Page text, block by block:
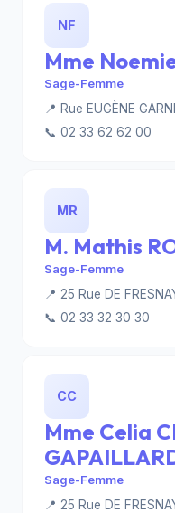
NF
Mme
Sage-Femme
📍 Rue EUGÈNE
📞 02 33 62 62 00
MR
M. Mathis
Sage-Femme
📍 25 Rue DE
📞 02 33 32 30 30
CC
Mme Celia
Sage-Femme
📍 25 Rue DE